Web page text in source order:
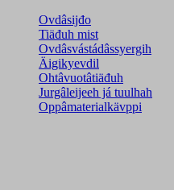
Ovdâsijđo
Tiäđuh mist
Ovdâsvástádâssyergih
Äigikyevdil
Ohtâvuotâtiäđuh
Jurgâleijeeh já tuulhah
Oppâmaterialkävppi